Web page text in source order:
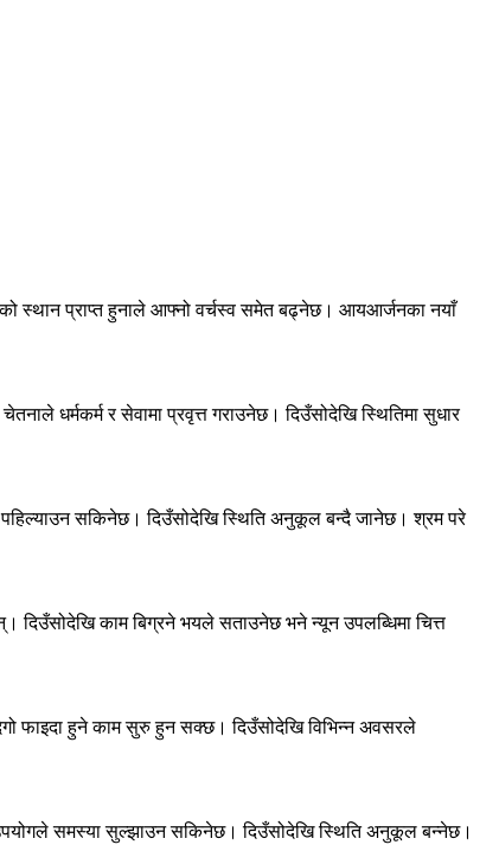
स्थान प्राप्त हुनाले आफ्नो वर्चस्व समेत बढ्नेछ। आयआर्जनका नयाँ
धर्मकर्म र सेवामा प्रवृत्त गराउनेछ। दिउँसोदेखि स्थितिमा सुधार
पहिल्याउन सकिनेछ। दिउँसोदेखि स्थिति अनुकूल बन्दै जानेछ। श्रम परे
काम बिग्रने भयले सताउनेछ भने न्यून उपलब्धिमा चित्त
फाइदा हुने काम सुरु हुन सक्छ। दिउँसोदेखि विभिन्न अवसरले
उपयोगले समस्या सुल्झाउन सकिनेछ। दिउँसोदेखि स्थिति अनुकूल बन्नेछ।